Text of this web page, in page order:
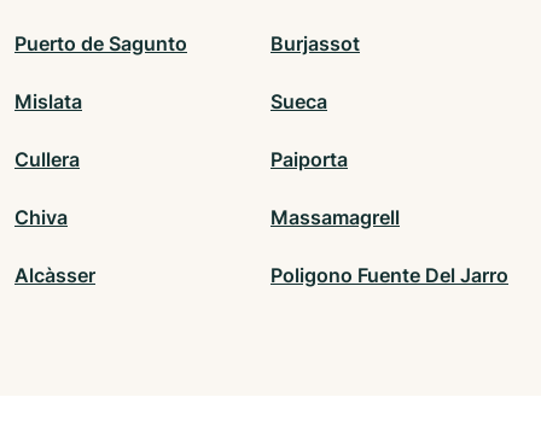
Puerto de Sagunto Burjassot
Mislata Sueca
Cullera Paiporta
Chiva Massamagrell
Alcàsser Poligono Fuente Del Jarro